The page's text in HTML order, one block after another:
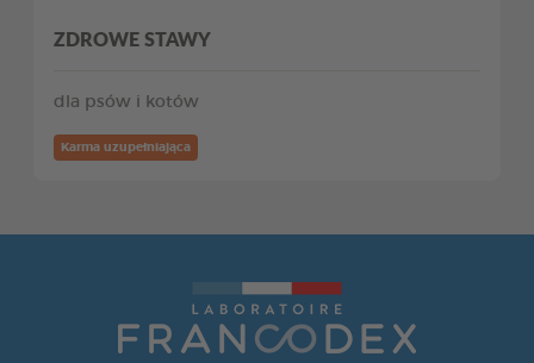
ZDROWE STAWY
dla psów i kotów
Karma uzupełniająca